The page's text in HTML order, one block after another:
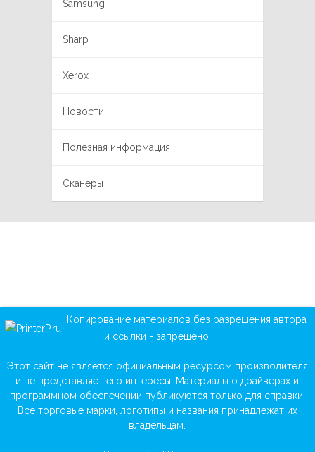
Samsung
Sharp
Xerox
Новости
Полезная информация
Сканеры
Копирование материалов без разрешения автора
и ссылки - запрещено!
Этот сайт не является официальным ресурсом производителя
и не представляет его интересы. Материалы о драйверах и
программном обеспечении публикуются только для справки.
Все торговые марки, логотипы и названия принадлежат их
владельцам.